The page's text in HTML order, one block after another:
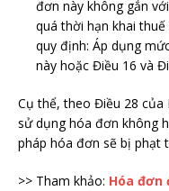
đơn này không gắn
quá thời hạn khai
quy định: Áp dụng
này hoặc Điều 16 và
Cụ thể, theo Điều 28 của
sử dụng hóa đơn không
pháp hóa đơn sẽ bị phạt
>> Tham khảo: Hóa đơn